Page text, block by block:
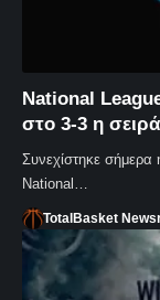
National
στο 3-3 η
Συνεχίστηκε
National…
TotalBasket